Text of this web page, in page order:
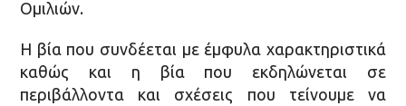
Ομιλιών.
Η βία που συνδέεται με έμφυλα χαρακτηριστικά
καθώς και η βία που εκδηλώνεται σε
περιβάλλοντα και σχέσεις που τείνουμε να